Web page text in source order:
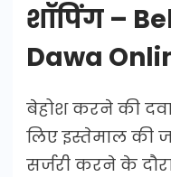
शॉपिंग –
Dawa
बेहोश करने की
लिए इस्तेमाल की
सर्जरी करने के